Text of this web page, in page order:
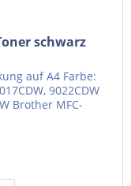
schwarz
auf A4 Farbe:
9022CDW
Brother MFC-